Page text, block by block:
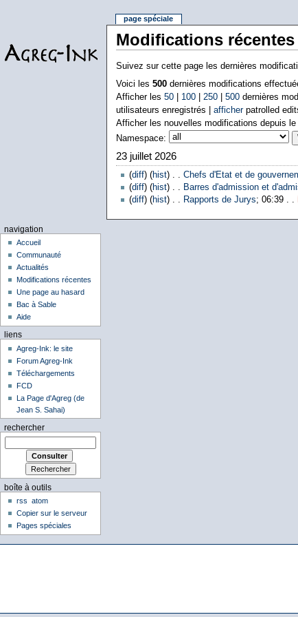
Modifications récentes
Suivez sur cette page les dernières
Voici les 500dernières modifications
Afficher les 50| 100| 250| 500dernières
utilisateurs enregistrés | afficherpatrolled
Afficher les nouvelles modifications depuis le
Namespace:
23 juillet 2026
(diff) (hist) . . Chefs d'Etat et de
(diff) (hist) . . Barres d'admission et
(diff) (hist) . . Rapports de Jurys; 06:39 . .
page spéciale
navigation
Accueil
Communauté
Actualités
Modifications récentes
Une page au hasard
Bac à Sable
Aide
liens
Agreg-Ink: le site
Forum Agreg-Ink
Téléchargements
FCD
La Page d'Agreg (de
Jean S. Sahai)
rechercher
boîte à outils
rss
atom
Copier sur le serveur
Pages spéciales